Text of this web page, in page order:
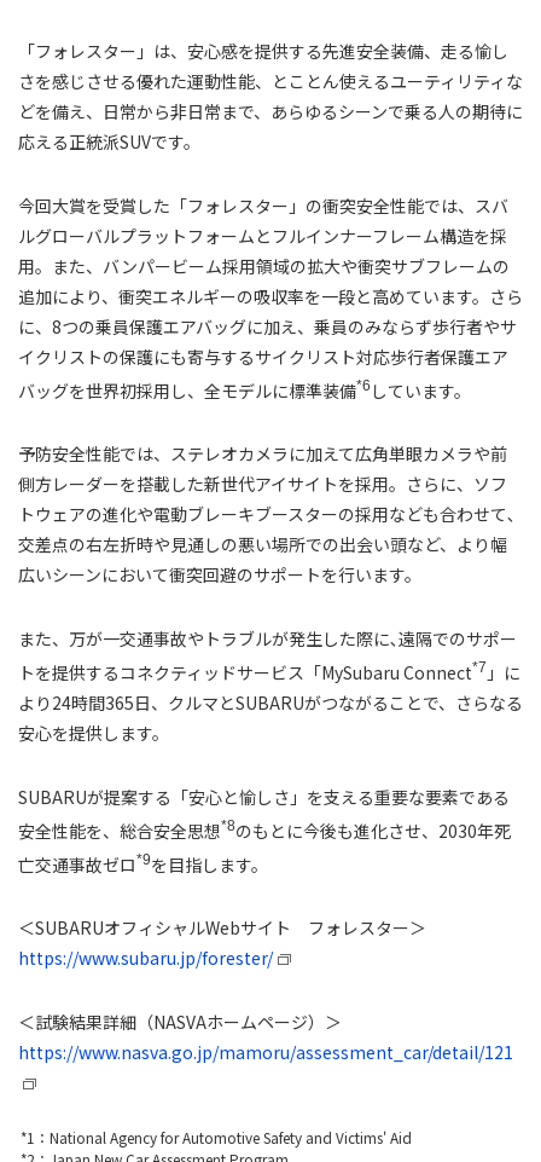
「フォレスター」は、安心感を提供する先進安全装備、走る愉し
さを感じさせる優れた運動性能、とことん使えるユーティリティな
どを備え、日常から非日常まで、あらゆるシーンで乗る人の期待に
応える正統派SUVです。
今回大賞を受賞した「フォレスター」の衝突安全性能では、スバ
ルグローバルプラットフォームとフルインナーフレーム構造を採
用。また、バンパービーム採用領域の拡大や衝突サブフレームの
追加により、衝突エネルギーの吸収率を一段と高めています。さら
に、8つの乗員保護エアバッグに加え、乗員のみならず歩行者やサ
イクリストの保護にも寄与するサイクリスト対応歩行者保護エア
バッグを世界初採用し、全モデルに標準装備*6 しています。
予防安全性能では、ステレオカメラに加えて広角単眼カメラや前
側方レーダーを搭載した新世代アイサイトを採用。さらに、ソフ
トウェアの進化や電動ブレーキブースターの採用なども合わせて､
交差点の右左折時や見通しの悪い場所での出会い頭など、より幅
広いシーンにおいて衝突回避のサポートを行います。
また、万が一交通事故やトラブルが発生した際に､遠隔でのサポー
トを提供するコネクティッドサービス「MySubaru Connect*7 」に
より24時間365日、クルマとSUBARUがつながることで、さらなる
安心を提供します。
SUBARUが提案する「安心と愉しさ」を支える重要な要素である
安全性能を、総合安全思想*8のもとに今後も進化させ、2030年死
亡交通事故ゼロ*9を目指します。
＜SUBARUオフィシャルWebサイト フォレスター＞
https://www.subaru.jp/forester/
＜試験結果詳細（NASVAホームページ）＞
https://www.nasva.go.jp/mamoru/assessment_car/detail/121
*1：National Agency for Automotive Safety and Victims' Aid